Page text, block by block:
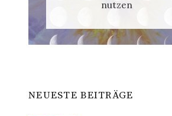
nutzen
NEUESTE BEITRÄGE